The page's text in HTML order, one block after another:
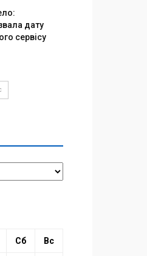
дату
сервісу
Сб Вс